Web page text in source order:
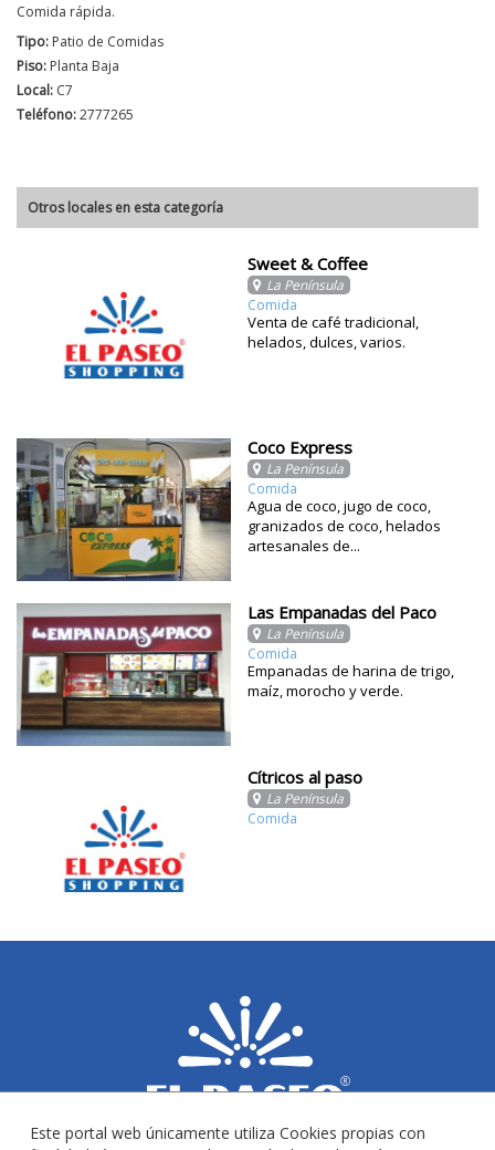
Comida rápida.
Tipo: Patio de Comidas
Piso: Planta Baja
Local: C7
Teléfono:2777265
Otros locales en esta categoría
Sweet & Coffee
La Península
Comida
Venta de café tradicional,
helados, dulces, varios.
Coco Express
La Península
Comida
Agua de coco, jugo de coco,
granizados de coco, helados
artesanales de...
Las Empanadas del Paco
La Península
Comida
Empanadas de harina de trigo,
maíz, morocho y verde.
Cítricos al paso
La Península
Comida
Este portal web únicamente utiliza Cookies propias con